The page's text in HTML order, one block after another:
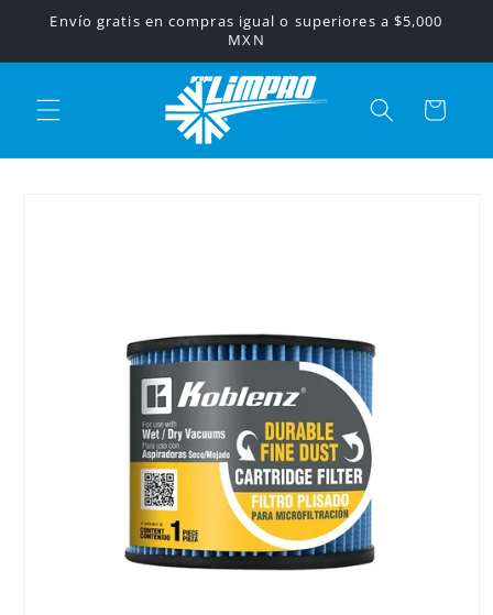
directamente
Envío gratis en compras igual o superiores a $5,000
MXN
Carrito